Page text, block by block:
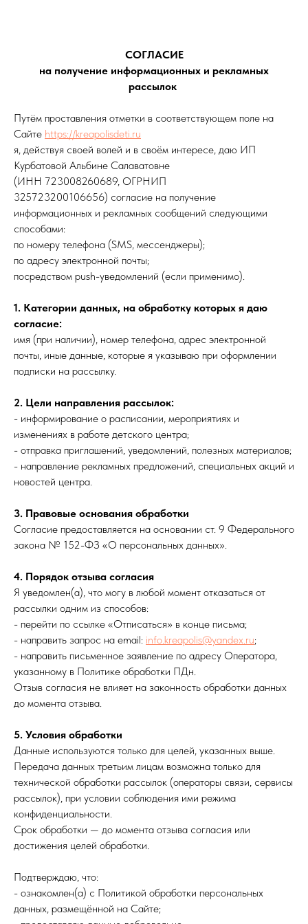
СОГЛАСИЕ
на получение информационных и рекламных
рассылок
Путём проставления отметки в соответствующем поле на
Сайте https://kreapolisdeti.ru
я, действуя своей волей и в своём интересе, даю ИП
Курбатовой Альбине Салаватовне
(ИНН 723008260689, ОГРНИП
325723200106656) согласие на получение
информационных и рекламных сообщений следующими
способами:
по номеру телефона (SMS, мессенджеры);
по адресу электронной почты;
посредством push-уведомлений (если применимо).
1. Категории данных, на обработку которых я даю
согласие:
имя (при наличии), номер телефона, адрес электронной
почты, иные данные, которые я указываю при оформлении
подписки на рассылку.
2. Цели направления рассылок:
- информирование о расписании, мероприятиях и
изменениях в работе детского центра;
- отправка приглашений, уведомлений, полезных материалов;
- направление рекламных предложений, специальных акций и
новостей центра.
3. Правовые основания обработки
Согласие предоставляется на основании ст. 9 Федерального
закона № 152-ФЗ «О персональных данных».
4. Порядок отзыва согласия
Я уведомлен(а), что могу в любой момент отказаться от
рассылки одним из способов:
- перейти по ссылке «Отписаться» в конце письма;
- направить запрос на email: info.kreapolis@yandex.ru;
- направить письменное заявление по адресу Оператора,
указанному в Политике обработки ПДн.
Отзыв согласия не влияет на законность обработки данных
до момента отзыва.
5. Условия обработки
Данные используются только для целей, указанных выше.
Передача данных третьим лицам возможна только для
технической обработки рассылок (операторы связи, сервисы
рассылок), при условии соблюдения ими режима
конфиденциальности.
Срок обработки — до момента отзыва согласия или
достижения целей обработки.
Подтверждаю, что:
- ознакомлен(а) с Политикой обработки персональных
данных, размещённой на Сайте;